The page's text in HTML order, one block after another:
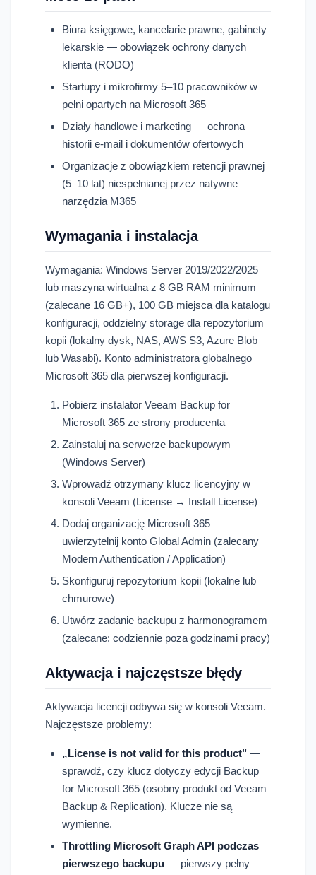
Biura księgowe, kancelarie prawne, gabinety
lekarskie — obowiązek ochrony danych
klienta (RODO)
Startupy i mikrofirmy 5–10 pracowników w
pełni opartych na Microsoft 365
Działy handlowe i marketing — ochrona
historii e-mail i dokumentów ofertowych
Organizacje z obowiązkiem retencji prawnej
(5–10 lat) niespełnianej przez natywne
narzędzia M365
Wymagania i instalacja
Wymagania: Windows Server 2019/2022/2025
lub maszyna wirtualna z 8 GB RAM minimum
(zalecane 16 GB+), 100 GB miejsca dla katalogu
konfiguracji, oddzielny storage dla repozytorium
kopii (lokalny dysk, NAS, AWS S3, Azure Blob
lub Wasabi). Konto administratora globalnego
Microsoft 365 dla pierwszej konfiguracji.
Pobierz instalator Veeam Backup for
Microsoft 365 ze strony producenta
Zainstaluj na serwerze backupowym
(Windows Server)
Wprowadź otrzymany klucz licencyjny w
konsoli Veeam (License → Install License)
Dodaj organizację Microsoft 365 —
uwierzytelnij konto Global Admin (zalecany
Modern Authentication / Application)
Skonfiguruj repozytorium kopii (lokalne lub
chmurowe)
Utwórz zadanie backupu z harmonogramem
(zalecane: codziennie poza godzinami pracy)
Aktywacja i najczęstsze błędy
Aktywacja licencji odbywa się w konsoli Veeam.
Najczęstsze problemy:
„License is not valid for this product" —
sprawdź, czy klucz dotyczy edycji Backup
for Microsoft 365 (osobny produkt od Veeam
Backup & Replication). Klucze nie są
wymienne.
Throttling Microsoft Graph API podczas
pierwszego backupu — pierwszy pełny